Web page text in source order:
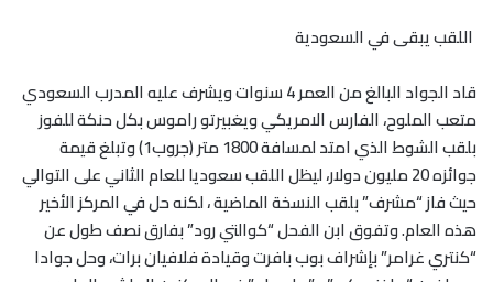
اللقب يبقى في السعودية
قاد الجواد البالغ من العمر 4 سنوات ويشرف عليه المدرب السعودي
متعب الملوح، الفارس الامريكي ويغبيرتو راموس بكل حنكة للفوز
بلقب الشوط الذي امتد لمسافة 1800 متر (جروب1) وتبلغ قيمة
جوائزه 20 مليون دولار، ليظل اللقب سعوديا للعام الثاني على التوالي
حيث فاز “مشرف” بلقب النسخة الماضية ، لكنه حل في المركز الأخير
هذه العام.وتفوق ابن الفحل “كوالتي رود” بفارق نصف طول عن
“كنتري غرامر” بإشراف بوب بافرت وقيادة فلافيان برات، وحل جوادا